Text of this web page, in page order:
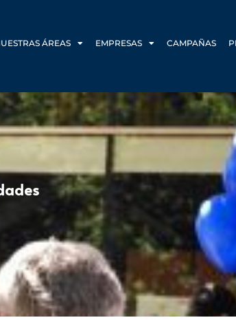
ÁREAS EMPRESAS CAMPAÑAS